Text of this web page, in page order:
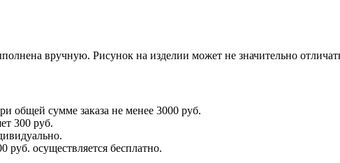
вручную. Рисунок на изделии может не значительно
общей сумме заказа не менее 3000 руб.
300 руб.
руб. осуществляется бесплатно.